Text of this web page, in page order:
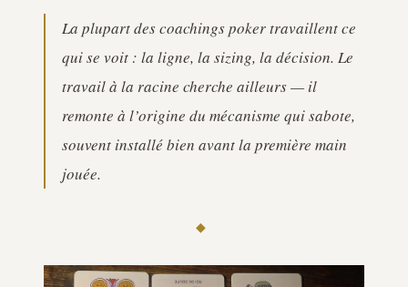
La plupart des coachings poker travaillent ce
qui se voit : la ligne, la sizing, la décision. Le
travail à la racine cherche ailleurs — il
remonte à l’origine du mécanisme qui sabote,
souvent installé bien avant la première main
jouée.
◆